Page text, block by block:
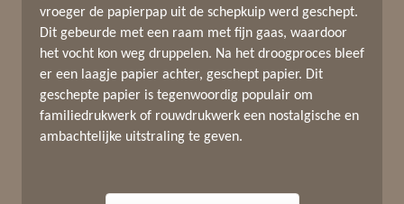
vroeger de papierpap uit de schepkuip werd geschept.
Dit gebeurde met een raam met fijn gaas, waardoor
het vocht kon weg druppelen. Na het droogproces bleef
er een laagje papier achter, geschept papier. Dit
geschepte papier is tegenwoordig populair om
familiedrukwerk of rouwdrukwerk een nostalgische en
ambachtelijke uitstraling te geven.